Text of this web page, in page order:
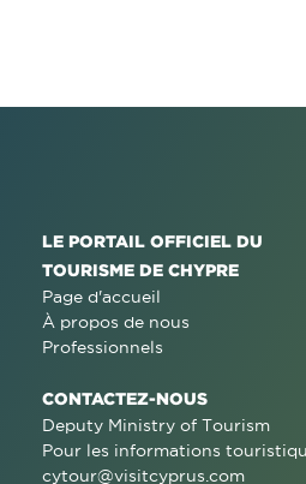
LE PORTAIL OFFICIEL DU
TOURISME DE CHYPRE
Page d'accueil
À propos de nous
Professionnels
CONTACTEZ-NOUS
Deputy Ministry of Tourism
Pour les informations
cytour@visitcyprus.com